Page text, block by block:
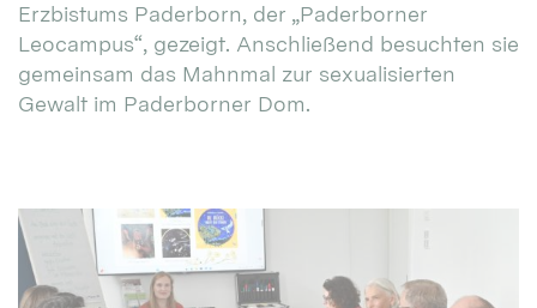
Erzbistums Paderborn, der „Paderborner
Leocampus“, gezeigt. Anschließend besuchten sie
gemeinsam das Mahnmal zur sexualisierten
Gewalt im Paderborner Dom.